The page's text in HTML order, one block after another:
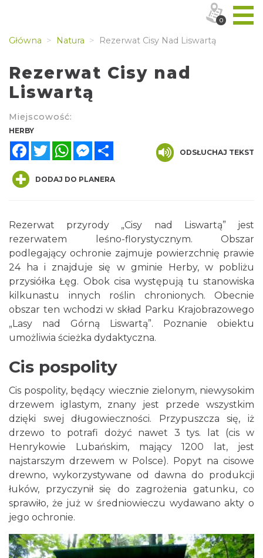
Główna Natura Rezerwat Cisy Nad Liswartą
Rezerwat Cisy nad
Liswartą
Miejscowość:
HERBY
FacebookTwitterWhatsAppMessenger
ODSŁUCHAJ TEKST
DODAJ DO PLANERA
Rezerwat przyrody „Cisy nad Liswartą” jest
rezerwatem leśno-florystycznym. Obszar
podlegający ochronie zajmuje powierzchnię prawie
24 ha i znajduje się w gminie Herby, w pobliżu
przysiółka Łęg. Obok cisa występują tu stanowiska
kilkunastu innych roślin chronionych. Obecnie
obszar ten wchodzi w skład Parku Krajobrazowego
„Lasy nad Górną Liswartą”. Poznanie obiektu
umożliwia ścieżka dydaktyczna.
Cis pospolity
Cis pospolity, będący wiecznie zielonym, niewysokim
drzewem iglastym, znany jest przede wszystkim
dzięki swej długowieczności. Przypuszcza się, iż
drzewo to potrafi dożyć nawet 3 tys. lat (cis w
Henrykowie Lubańskim, mający 1200 lat, jest
najstarszym drzewem w Polsce). Popyt na cisowe
drewno, wykorzystywane od dawna do produkcji
łuków, przyczynił się do zagrożenia gatunku, co
sprawiło, że już w średniowieczu wydawano akty o
jego ochronie.
0